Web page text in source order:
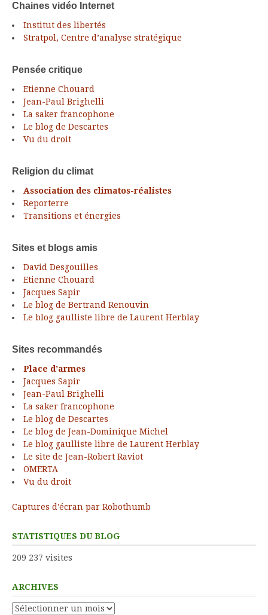
Chaines vidéo Internet
Institut des libertés
Stratpol, Centre d’analyse stratégique
Pensée critique
Etienne Chouard
Jean-Paul Brighelli
La saker francophone
Le blog de Descartes
Vu du droit
Religion du climat
Association des climatos-réalistes
Reporterre
Transitions et énergies
Sites et blogs amis
David Desgouilles
Etienne Chouard
Jacques Sapir
Le blog de Bertrand Renouvin
Le blog gaulliste libre de Laurent Herblay
Sites recommandés
Place d’armes
Jacques Sapir
Jean-Paul Brighelli
La saker francophone
Le blog de Descartes
Le blog de Jean-Dominique Michel
Le blog gaulliste libre de Laurent Herblay
Le site de Jean-Robert Raviot
OMERTA
Vu du droit
Captures d'écran par Robothumb
STATISTIQUES DU BLOG
209 237 visites
ARCHIVES
Archives